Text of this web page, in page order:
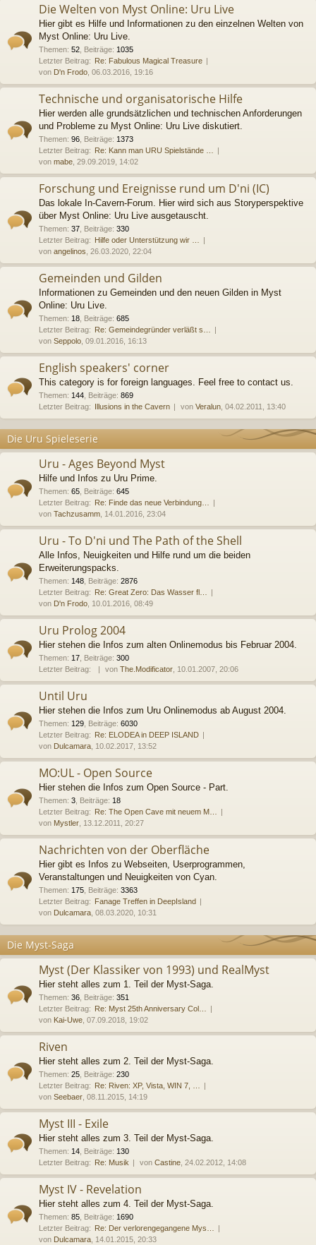
Die Welten von Myst Online: Uru Live
Hier gibt es Hilfe und Informationen zu den einzelnen Welten von
Myst Online: Uru Live.
Themen: 52 Beiträge: 1035
Letzter Beitrag: Re: Fabulous Magical Treasure
von D'n Frodo , 06.03.2016, 19:16
Technische und organisatorische Hilfe
Hier werden alle grundsätzlichen und technischen Anforderungen
und Probleme zu Myst Online: Uru Live diskutiert.
Themen: 96 Beiträge: 1373
Letzter Beitrag: Re: Kann man URU Spielstände …
von mabe , 29.09.2019, 14:02
Forschung und Ereignisse rund um D'ni (IC)
Das lokale In-Cavern-Forum. Hier wird sich aus Storyperspektive
über Myst Online: Uru Live ausgetauscht.
Themen: 37 Beiträge: 330
Letzter Beitrag: Hilfe oder Unterstützung wir …
von angelinos , 26.03.2020, 22:04
Gemeinden und Gilden
Informationen zu Gemeinden und den neuen Gilden in Myst
Online: Uru Live.
Themen: 18 Beiträge: 685
Letzter Beitrag: Re: Gemeindegründer verläßt s…
von Seppolo , 09.01.2016, 16:13
English speakers' corner
This category is for foreign languages. Feel free to contact us.
Themen: 144 Beiträge: 869
Letzter Beitrag: Illusions in the Cavern von Veralun , 04.02.2011, 13:40
Die Uru Spieleserie
Uru - Ages Beyond Myst
Hilfe und Infos zu Uru Prime.
Themen: 65 Beiträge: 645
Letzter Beitrag: Re: Finde das neue Verbindung…
von Tachzusamm , 14.01.2016, 23:04
Uru - To D'ni und The Path of the Shell
Alle Infos, Neuigkeiten und Hilfe rund um die beiden
Erweiterungspacks.
Themen: 148 Beiträge: 2876
Letzter Beitrag: Re: Great Zero: Das Wasser fl…
von D'n Frodo , 10.01.2016, 08:49
Uru Prolog 2004
Hier stehen die Infos zum alten Onlinemodus bis Februar 2004.
Themen: 17 Beiträge: 300
Letzter Beitrag:
von The.Modificator , 10.01.2007, 20:06
Until Uru
Hier stehen die Infos zum Uru Onlinemodus ab August 2004.
Themen: 129 Beiträge: 6030
Letzter Beitrag: Re: ELODEA in DEEP ISLAND
von Dulcamara , 10.02.2017, 13:52
MO:UL - Open Source
Hier stehen die Infos zum Open Source - Part.
Themen: 3 Beiträge: 18
Letzter Beitrag: Re: The Open Cave mit neuem M…
von Mystler , 13.12.2011, 20:27
Nachrichten von der Oberfläche
Hier gibt es Infos zu Webseiten, Userprogrammen,
Veranstaltungen und Neuigkeiten von Cyan.
Themen: 175 Beiträge: 3363
Letzter Beitrag: Fanage Treffen in DeepIsland
von Dulcamara , 08.03.2020, 10:31
Die Myst-Saga
Myst (Der Klassiker von 1993) und RealMyst
Hier steht alles zum 1. Teil der Myst-Saga.
Themen: 36 Beiträge: 351
Letzter Beitrag: Re: Myst 25th Anniversary Col…
von Kai-Uwe , 07.09.2018, 19:02
Riven
Hier steht alles zum 2. Teil der Myst-Saga.
Themen: 25 Beiträge: 230
Letzter Beitrag: Re: Riven: XP, Vista, WIN 7, …
von Seebaer , 08.11.2015, 14:19
Myst III - Exile
Hier steht alles zum 3. Teil der Myst-Saga.
Themen: 14 Beiträge: 130
Letzter Beitrag: Re: Musik von Castine , 24.02.2012, 14:08
Myst IV - Revelation
Hier steht alles zum 4. Teil der Myst-Saga.
Themen: 85 Beiträge: 1690
Letzter Beitrag: Re: Der verlorengegangene Mys…
von Dulcamara , 14.01.2015, 20:33